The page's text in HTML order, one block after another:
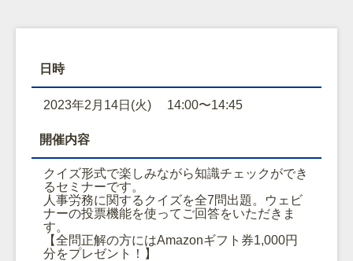
日時
2023年2月14日(火) 14:00〜14:45
開催内容
クイズ形式で楽しみながら知識チェックができ
るセミナーです。
人事労務に関するクイズを全7問出題。ウェビ
ナーの投票機能を使ってご回答をいただきま
す。
【全問正解の方にはAmazonギフト券1,000円
分をプレゼント！】